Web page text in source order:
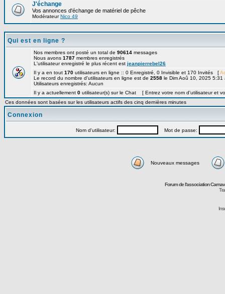
J'échange
Vos annonces d'échange de matériel de pêche
ModérateurNico 49
Qui est en ligne ?
Nos membres ont posté un total de 90614 messages
Nous avons 1787 membres enregistrés
L'utilisateur enregistré le plus récent est jeanpierrebel26
Il y a en tout 170 utilisateurs en ligne :: 0 Enregistré, 0 Invisible et 170 Invités [
Le record du nombre d'utilisateurs en ligne est de 2558 le Dim Aoû 10, 2025 5:31
Utilisateurs enregistrés: Aucun
Il y a actuellement 0 utilisateur(s) sur le Chat [ Entrez votre nom d'utilisateur et
Ces données sont basées sur les utilisateurs actifs des cinq dernières minutes
Connexion
Nom d'utilisateur: Mot de passe:
Nouveaux messages
Forum de l'association